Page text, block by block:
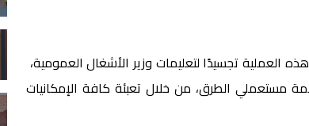
العملية تجسيدًا لتعليمات وزير الأشغال العمومية،
مستعملي الطرق، من خلال تعبئة كافة الإمكانيات